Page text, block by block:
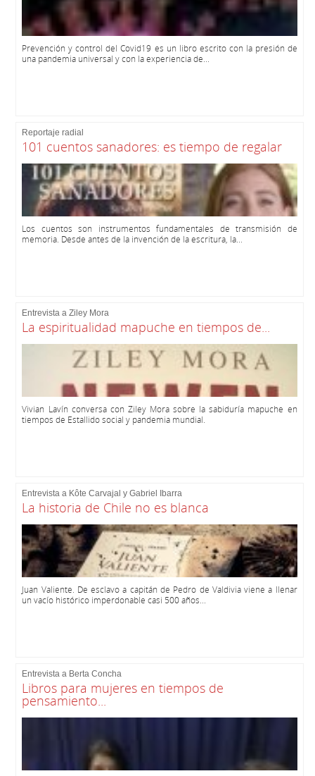
Prevención y control del Covid19 es un libro escrito con la presión de
una pandemia universal y con la experiencia de...
Reportaje radial
101 cuentos sanadores: es tiempo de regalar
Los cuentos son instrumentos fundamentales de transmisión de
memoria. Desde antes de la invención de la escritura, la...
Entrevista a Ziley Mora
La espiritualidad mapuche en tiempos de...
Vivian Lavín conversa con Ziley Mora sobre la sabiduría mapuche en
tiempos de Estallido social y pandemia mundial.
Entrevista a Kôte Carvajal y Gabriel Ibarra
La historia de Chile no es blanca
Juan Valiente. De esclavo a capitán de Pedro de Valdivia viene a llenar
un vacío histórico imperdonable casi 500 años...
Entrevista a Berta Concha
Libros para mujeres en tiempos de
pensamiento...